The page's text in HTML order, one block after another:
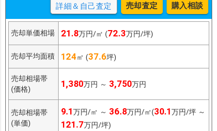
詳細＆自己査定 売却査定 購入相談
売却単価相場 21.8万円/㎡ (72.3万円/坪)
売却平均面積 124㎡ (37.6坪)
売却相場帯
(価格)
1,380万円 ～ 3,750万円
売却相場帯
(単価)
9.1万円/㎡ ～ 36.8万円/㎡(30.1万円/坪 ～
121.7万円/坪)